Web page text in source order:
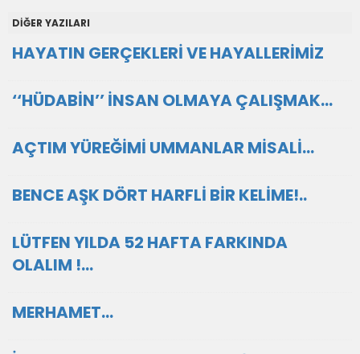
DİĞER YAZILARI
HAYATIN GERÇEKLERİ VE HAYALLERİMİZ
‘‘HÜDABİN’’ İNSAN OLMAYA ÇALIŞMAK…
AÇTIM YÜREĞİMİ UMMANLAR MİSALİ…
BENCE AŞK DÖRT HARFLİ BİR KELİME!..
LÜTFEN YILDA 52 HAFTA FARKINDA
OLALIM !…
MERHAMET…